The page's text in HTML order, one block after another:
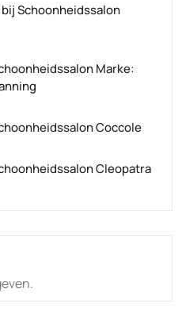
Schoonheidssalon
Marke:
Coccole
Cleopatra